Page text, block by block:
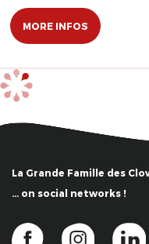
MORE INFOS
La Grande Famille des
… on social networks !